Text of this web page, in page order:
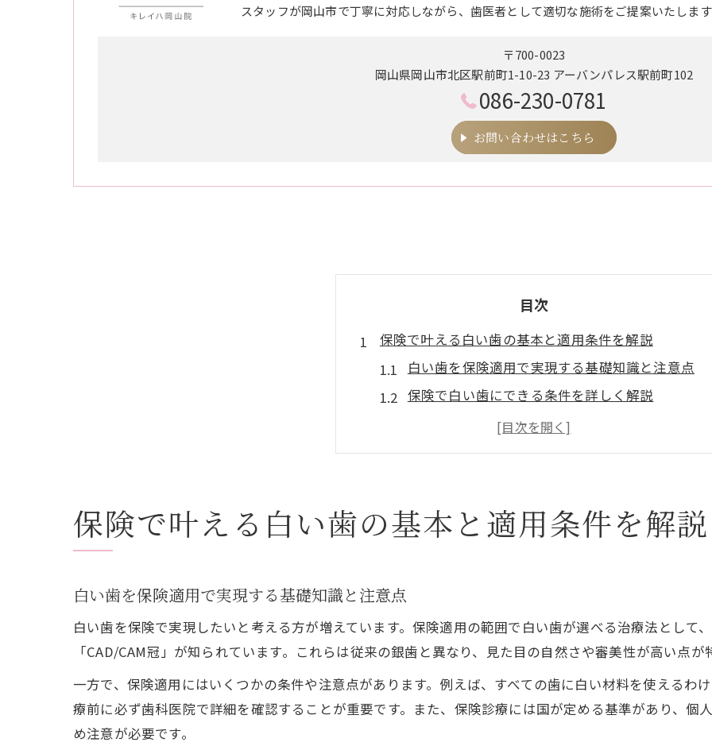
スタッフが岡山市で丁寧に対応しながら、歯医者として適切な施術をご提案いたしま
〒700-0023
岡山県岡山市北区駅前町1-10-23 アーバンパレス駅前町102
086-230-0781
お問い合わせはこちら
目次
保険で叶える白い歯の基本と適用条件を解説
白い歯を保険適用で実現する基礎知識と注意点
保険で白い歯にできる条件を詳しく解説
白い歯が保険対応になるケースとその理由
保険で白い歯が選ばれる背景やメリットとは
白い歯を目指すなら保険の範囲を知ろう
保険で白い歯にできる歯の部位や範囲の確認
白い歯の保険適用は何番までか詳細に解説
高校生でも保険で白い歯にできるかの疑問解消
岡山市で保険対応の白い歯を実現するポイント
岡山市で保険で白い歯を選ぶ際のクリニック選び
保険で叶える白い歯の基本と適用条件を解説
白い歯を保険適用で実現する基礎知識と注意点
白い歯を保険で実現したいと考える方が増えています。保険適用の範囲で白い歯が選べる治療法として
「CAD/CAM冠」が知られています。これらは従来の銀歯と異なり、見た目の自然さや審美性が高い点が
一方で、保険適用にはいくつかの条件や注意点があります。例えば、すべての歯に白い材料を使えるわ
療前に必ず歯科医院で詳細を確認することが重要です。また、保険診療には国が定める基準があり、個
め注意が必要です。